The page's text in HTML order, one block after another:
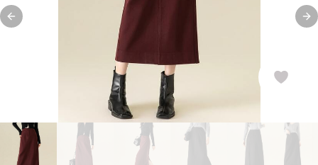
Previous slide